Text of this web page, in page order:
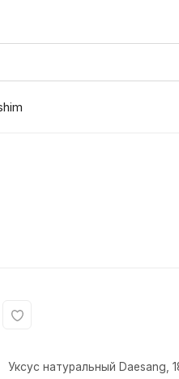
Уксус натуральный Daesang,